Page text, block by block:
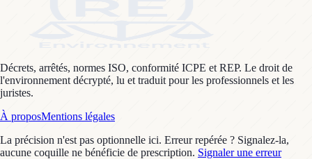
Décrets, arrêtés, normes ISO, conformité ICPE et REP. Le droit de
l'environnement décrypté, lu et traduit pour les professionnels et les
juristes.
À proposMentions légales
La précision n'est pas optionnelle ici. Erreur repérée ? Signalez-la,
aucune coquille ne bénéficie de prescription. Signaler une erreur